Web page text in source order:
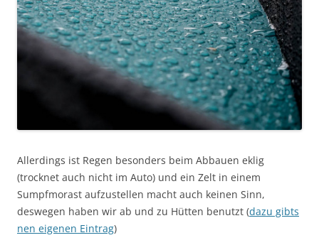
Allerdings ist Regen besonders beim Abbauen eklig
(trocknet auch nicht im Auto) und ein Zelt in einem
Sumpfmorast aufzustellen macht auch keinen Sinn,
deswegen haben wir ab und zu Hütten benutzt (dazu gibts
nen eigenen Eintrag)